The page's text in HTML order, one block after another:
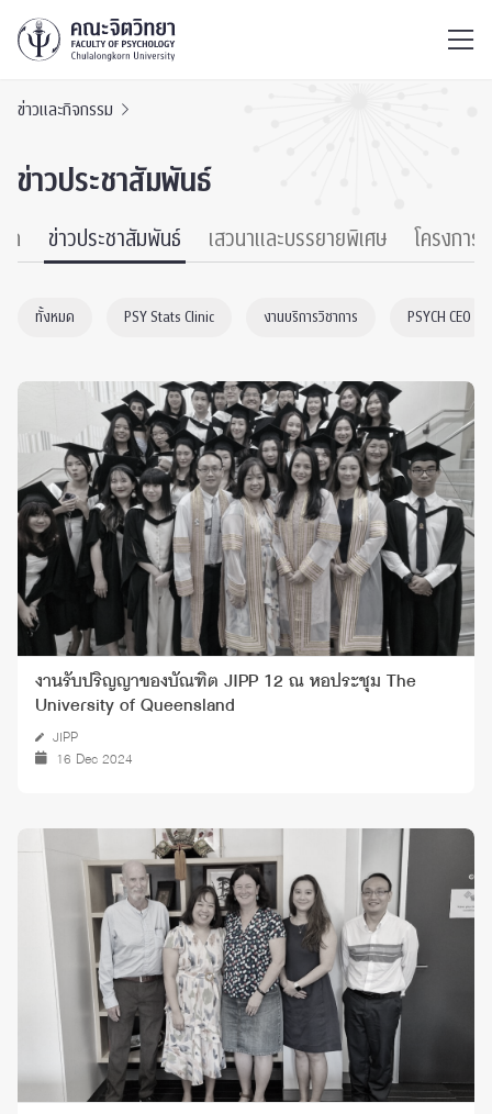
ข่าวและกิจกรรม
ข่าวประชาสัมพันธ์
ด ข่าวประชาสัมพันธ์ เสวนาและบรรยายพิเศษ โครงการ
ทั้งหมด PSY Stats Clinic งานบริการวิชาการ PSYCH CEO
งานรับปริญญาของบัณฑิต JIPP 12 ณ หอประชุม The
University of Queensland
JIPP
16 Dec 2024